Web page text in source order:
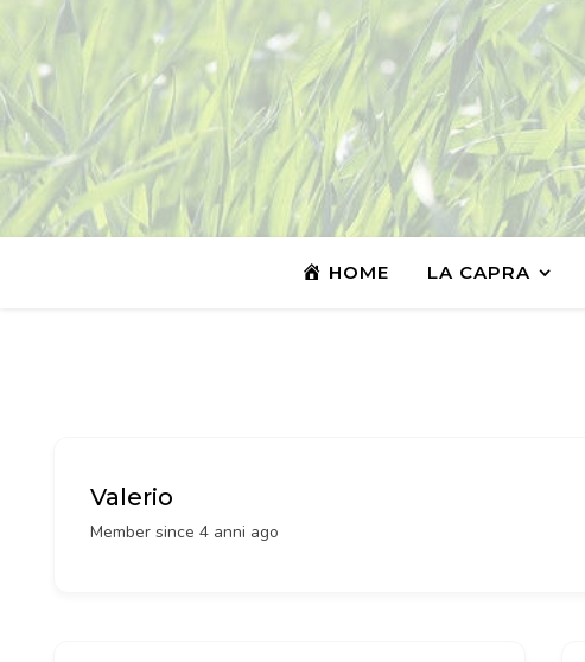
HOME LA CAPRA
Valerio
Member since 4 anni ago